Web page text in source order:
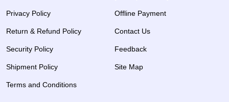
Privacy Policy
Return & Refund Policy
Security Policy
Shipment Policy
Terms and Conditions
Offline Payment
Contact Us
Feedback
Site Map